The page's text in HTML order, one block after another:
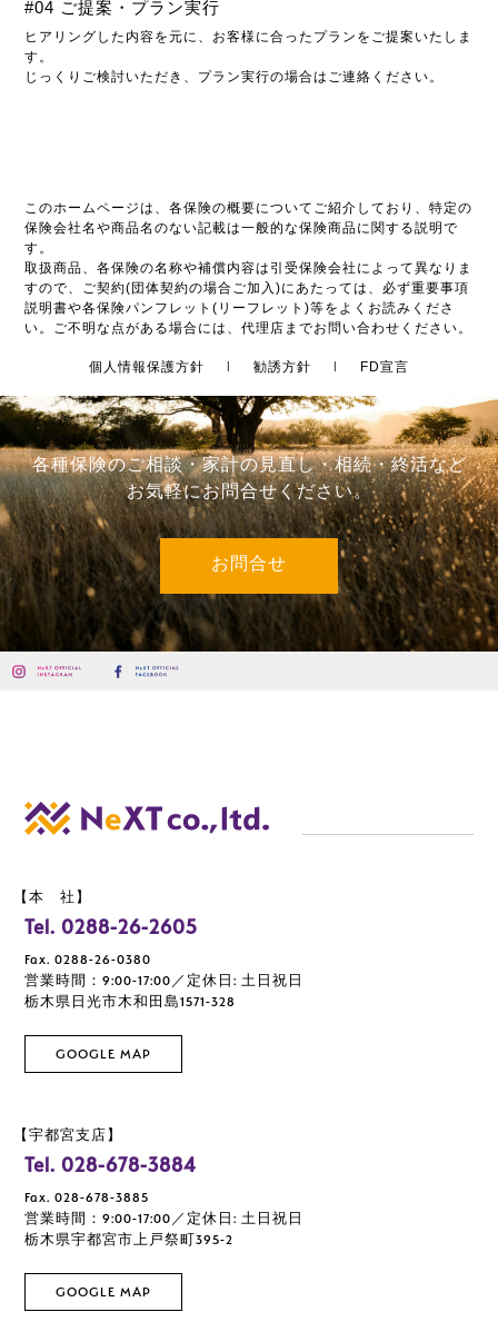
#04 ご提案・プラン実行
ヒアリングした内容を元に、お客様に合ったプランをご提案いたしま
す。
じっくりご検討いただき、プラン実行の場合はご連絡ください。
このホームページは、各保険の概要についてご紹介しており、特定の
保険会社名や商品名のない記載は一般的な保険商品に関する説明で
す。
取扱商品、各保険の名称や補償内容は引受保険会社によって異なりま
すので、ご契約(団体契約の場合ご加入)にあたっては、必ず重要事項
説明書や各保険パンフレット(リーフレット)等をよくお読みくださ
い。ご不明な点がある場合には、代理店までお問い合わせください。
個人情報保護方針 | 勧誘方針 | FD宣言
各種保険のご相談・家計の見直し・相続・終活など
お気軽にお問合せください。
お問合せ
【本 社】
Tel. 0288-26-2605
Fax. 0288-26-0380
営業時間：9:00-17:00／定休日: 土日祝日
栃木県日光市木和田島1571-328
GOOGLE MAP
【宇都宮支店】
Tel. 028-678-3884
Fax. 028-678-3885
営業時間：9:00-17:00／定休日: 土日祝日
栃木県宇都宮市上戸祭町395-2
GOOGLE MAP